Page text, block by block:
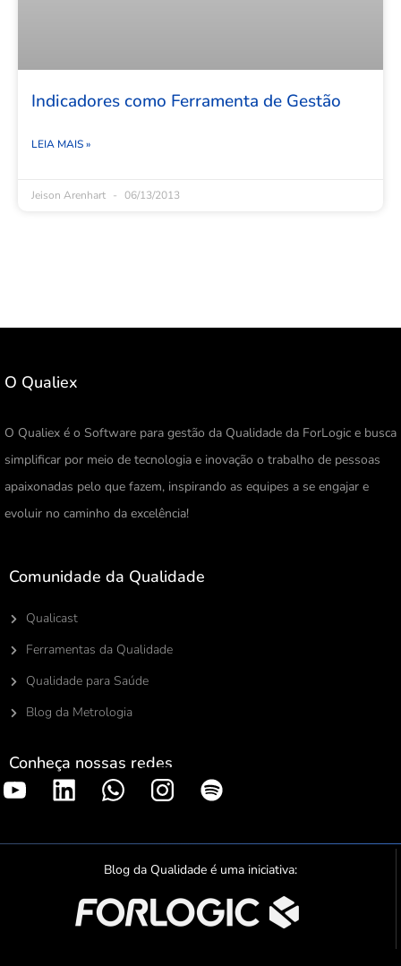
Indicadores como Ferramenta de Gestão
LEIA MAIS »
Jeison Arenhart 06/13/2013
O Qualiex
O Qualiex é o Software para gestão da Qualidade da ForLogic e busca
simplificar por meio de tecnologia e inovação o trabalho de pessoas
apaixonadas pelo que fazem, inspirando as equipes a se engajar e
evoluir no caminho da excelência!
Comunidade da Qualidade
Qualicast
Ferramentas da Qualidade
Qualidade para Saúde
Blog da Metrologia
Conheça nossas redes
S
o
t
i
f
y
Blog da Qualidade é uma iniciativa: